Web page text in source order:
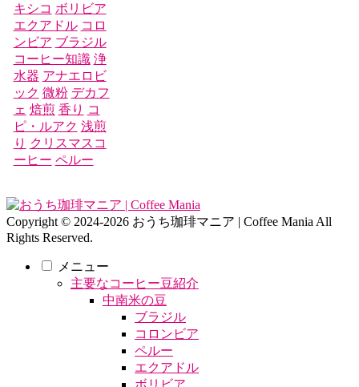
キシコ ボリビア
エクアドル コロ
ンビア ブラジル
コーヒー知識 浄
水器 アナエロビ
ック 微粉 デカフ
ェ 焙煎 香り コ
ピ・ルアク 浅煎
り クリスマスコ
ーヒー ペルー
Copyright © 2024-2026 おうち珈琲マニア | Coffee Mania All
Rights Reserved.
メニュー
主要なコーヒー豆紹介
中南米の豆
ブラジル
コロンビア
ペルー
エクアドル